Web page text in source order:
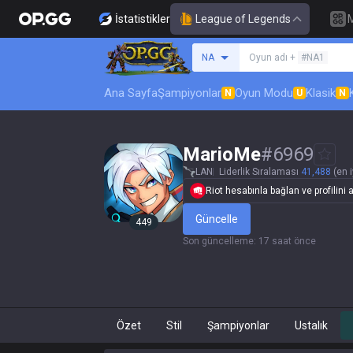
İstatistikler League of Legends
NA
Bir summoner ara
Oyun adı + #NA1
Ana SayfaŞampiyonlar N Oyun Modu U Klasik N
449
MarioMe#6969
LAN Liderlik Sıralaması 41,488 (en
Riot hesabınla bağlan ve profilini
Güncelle
Son güncelleme: 17 saat önce
Özet Stil Şampiyonlar Ustalık